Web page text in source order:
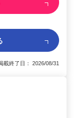
終了日： 2026/08/31